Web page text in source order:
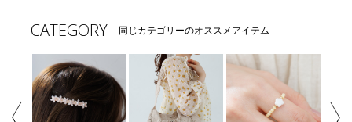
CATEGORY 同じカテゴリーのオススメアイテム